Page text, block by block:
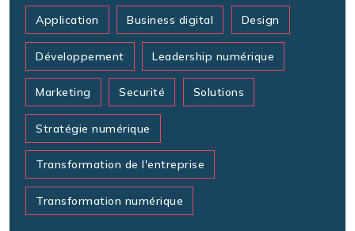
Application Business digital Design
Développement Leadership numérique
Marketing Securité Solutions
Stratégie numérique
Transformation de l'entreprise
Transformation numérique